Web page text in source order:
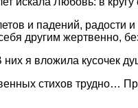
и падений, радости
другим жертвенно,
них я вложила кусочек
стихов трудно…